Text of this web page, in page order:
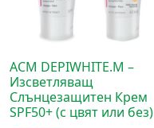
ACM DEPIWHITE.M –
Изсветляващ
Слънцезащитен Крем
SPF50+ (с цвят или без)